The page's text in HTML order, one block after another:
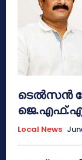
ടെൽസൻ
Local News